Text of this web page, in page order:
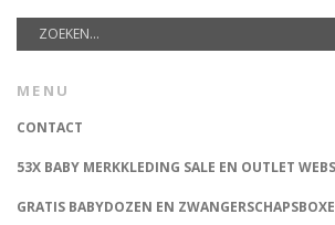
MENU
CONTACT
53X BABY MERKKLEDING SALE EN OUTLET
GRATIS BABYDOZEN EN